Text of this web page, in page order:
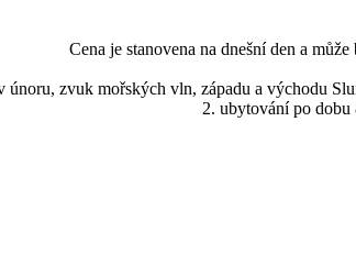
Cena je stanovena na dnešní den a
únoru, zvuk mořských vln, západu a východu
2. ubytování po